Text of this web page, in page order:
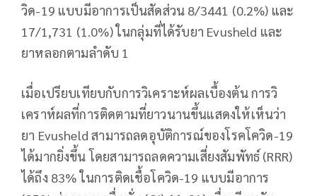
วิด-19 แบบมีอาการเป็นสัดส่วน 8/3441 (0.2%) และ
17/1,731 (1.0%) ในกลุ่มที่ได้รับยา Evusheld และ
ยาหลอกตามลำดับ 1
เมื่อเปรียบเทียบกับการวิเคราะห์ผลเบื้องต้น การวิ
เคราห์ผลที่การติดตามที่ยาวนานขึ้นแสดงให้เห็นว่า
ยา Evusheld สามารถลดอุบัติการณ์ของโรคโควิด-19
ได้มากยิ่งขึ้น โดยสามารถลดความเสี่ยงสัมพัทธ์ (RRR)
ได้ถึง 83% ในการติดเชื้อโควิด-19 แบบมีอาการ